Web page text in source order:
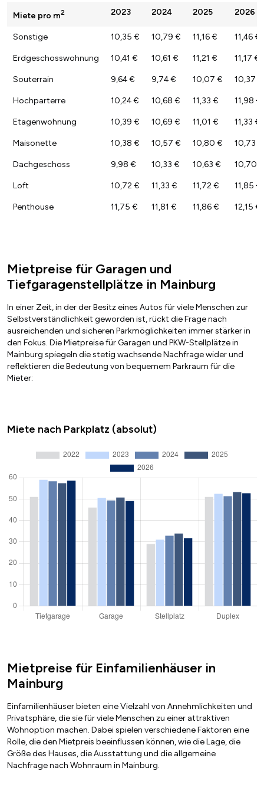
Miete pro m2 2023 2024 2025 2026
Sonstige 10,35 € 10,79 € 11,16 € 11,46 €
Erdgeschosswohnung 10,41 € 10,61 € 11,21 € 11,17 €
Souterrain 9,64 € 9,74 € 10,07 € 10,37 €
Hochparterre 10,24 € 10,68 € 11,33 € 11,98 €
Etagenwohnung 10,39 € 10,69 € 11,01 € 11,33 €
Maisonette 10,38 € 10,57 € 10,80 € 10,73 €
Dachgeschoss 9,98 € 10,33 € 10,63 € 10,70 €
Loft 10,72 € 11,33 € 11,72 € 11,85 €
Penthouse 11,75 € 11,81 € 11,86 € 12,15 €
Mietpreise für Garagen und
Tiefgaragenstellplätze in Mainburg
In einer Zeit, in der der Besitz eines Autos für viele Menschen zur
Selbstverständlichkeit geworden ist, rückt die Frage nach
ausreichenden und sicheren Parkmöglichkeiten immer stärker in
den Fokus. Die Mietpreise für Garagen und PKW-Stellplätze in
Mainburg spiegeln die stetig wachsende Nachfrage wider und
reflektieren die Bedeutung von bequemem Parkraum für die
Mieter:
Miete nach Parkplatz (absolut)
Mietpreise für Einfamilienhäuser in
Mainburg
Einfamilienhäuser bieten eine Vielzahl von Annehmlichkeiten und
Privatsphäre, die sie für viele Menschen zu einer attraktiven
Wohnoption machen. Dabei spielen verschiedene Faktoren eine
Rolle, die den Mietpreis beeinflussen können, wie die Lage, die
Größe des Hauses, die Ausstattung und die allgemeine
Nachfrage nach Wohnraum in Mainburg.